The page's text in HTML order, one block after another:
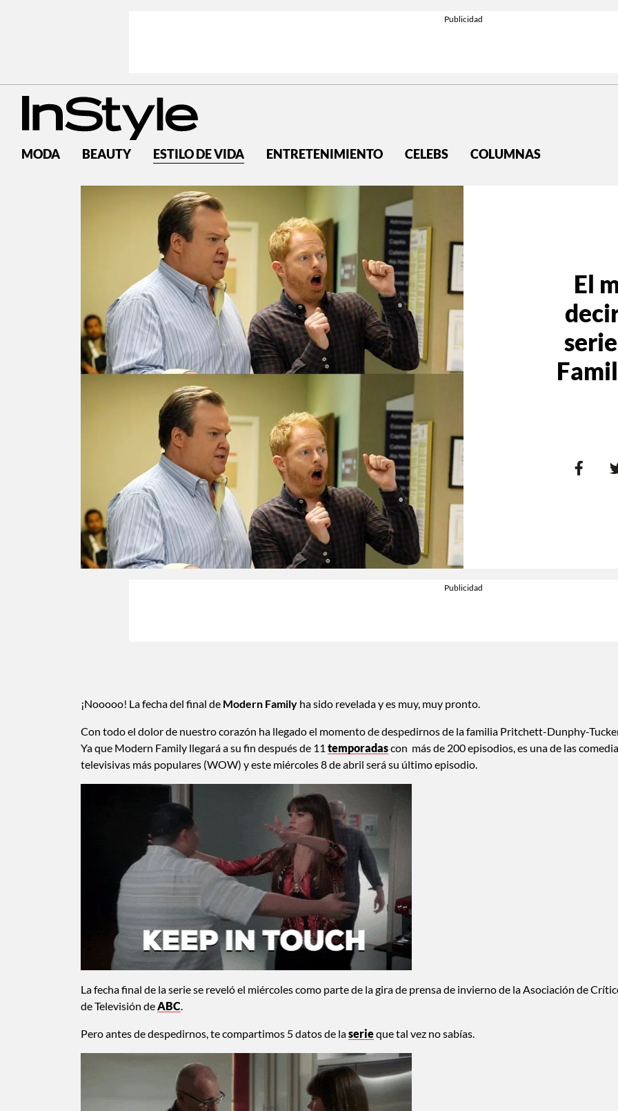
MODA BEAUTY ESTILO DE VIDA ENTRETENIMIENTO CELEBS COLUMNAS
El
¡Nooooo! La fecha del final de Modern Family ha sido revelada y es muy, muy pronto.
Con todo el dolor de nuestro corazón ha llegado el momento de despedirnos de la familia Pritchett-Dunphy-
Ya que Modern Family llegará a su fin después de 11 temporadascon más de 200 episodios, es una de las
televisivas más populares (WOW) y este miércoles 8 de abril será su último episodio.
La fecha final de la serie se reveló el miércoles como parte de la gira de prensa de invierno de la Asociación de
de Televisión de ABC
Pero antes de despedirnos, te compartimos 5 datos de laserieque tal vez no sabías.